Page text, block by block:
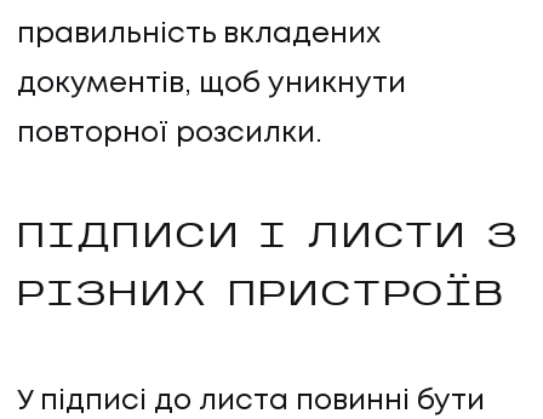
правильність вкладених
документів, щоб уникнути
повторної розсилки.
ПІДПИСИ І ЛИСТИ З
РІЗНИХ ПРИСТРОЇВ
У підписі до листа повинні бути